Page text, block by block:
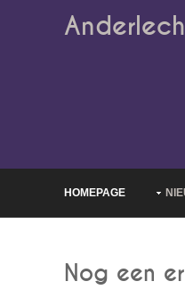
HOMEPAGE
Nog een